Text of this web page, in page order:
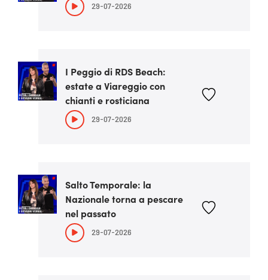
29-07-2026
I Peggio di RDS Beach:
estate a Viareggio con
chianti e rosticiana
29-07-2026
Salto Temporale: la
Nazionale torna a pescare
nel passato
29-07-2026